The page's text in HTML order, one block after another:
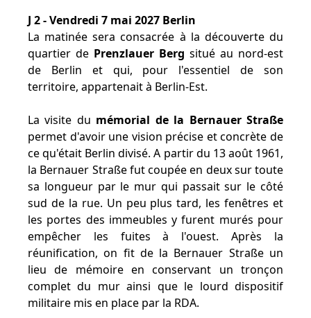
J 2 - Vendredi 7 mai 2027 Berlin
La matinée sera consacrée à la découverte du
quartier de Prenzlauer Berg situé au nord-est
de Berlin et qui, pour l'essentiel de son
territoire, appartenait à Berlin-Est.
La visite du mémorial de la Bernauer Straße
permet d'avoir une vision précise et concrète de
ce qu'était Berlin divisé. A partir du 13 août 1961,
la Bernauer Straße fut coupée en deux sur toute
sa longueur par le mur qui passait sur le côté
sud de la rue. Un peu plus tard, les fenêtres et
les portes des immeubles y furent murés pour
empêcher les fuites à l'ouest. Après la
réunification, on fit de la Bernauer Straße un
lieu de mémoire en conservant un tronçon
complet du mur ainsi que le lourd dispositif
militaire mis en place par la RDA.